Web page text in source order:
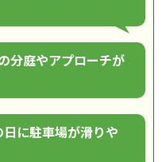
分庭やアプローチが
日に駐車場が滑りや